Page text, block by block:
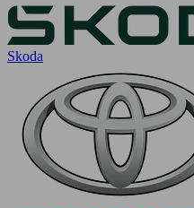
Skoda